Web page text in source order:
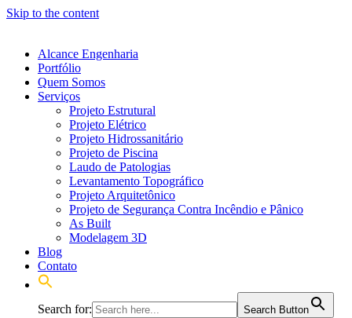
Skip to the content
Alcance Engenharia
Portfólio
Quem Somos
Serviços
Projeto Estrutural
Projeto Elétrico
Projeto Hidrossanitário
Projeto de Piscina
Laudo de Patologias
Levantamento Topográfico
Projeto Arquitetônico
Projeto de Segurança Contra Incêndio e Pânico
As Built
Modelagem 3D
Blog
Contato
Search for: Search Button